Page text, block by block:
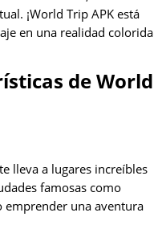
¡World Trip APK está
en una realidad colorida
de World
lleva a lugares increíbles
famosas como
emprender una aventura